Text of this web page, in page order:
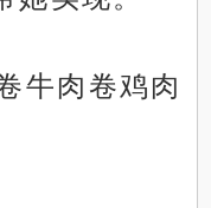
牛肉卷鸡肉